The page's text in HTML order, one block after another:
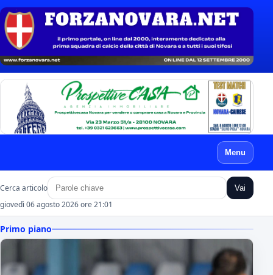
Menu
Cerca articolo Vai
giovedì 06 agosto 2026 ore 21:01
Primo piano